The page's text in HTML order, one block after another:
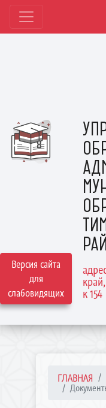
Версия сайта
для
слабовидящих
к 154
ГЛАВНАЯ